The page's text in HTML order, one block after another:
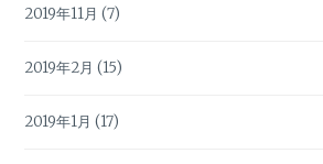
2019年11月 (7)
2019年2月 (15)
2019年1月 (17)